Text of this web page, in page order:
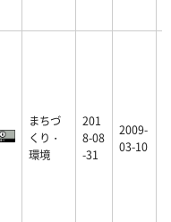
まちづ
くり・
環境
201
8-08
-31
2009-
03-10